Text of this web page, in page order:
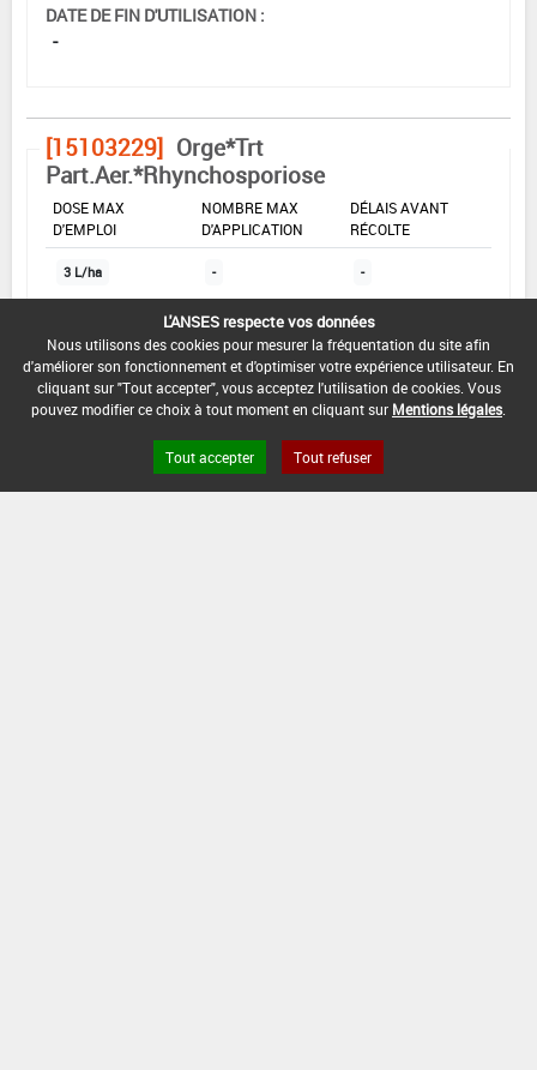
DATE DE FIN D'UTILISATION :
-
[15103229] Orge*Trt
Part.Aer.*Rhynchosporiose
DOSE MAX
D'EMPLOI
NOMBRE MAX
D'APPLICATION
DÉLAIS AVANT
RÉCOLTE
3 L/ha - -
INTERVALLE MINIMUM ENTRE APPLICATIONS :
-
DATE DE RETRAIT DE L'USAGE :
DATE DE FIN DE DISTRIBUTION :
L'ANSES respecte vos données
Nous utilisons des cookies pour mesurer la fréquentation du site afin
d'améliorer son fonctionnement et d'optimiser votre expérience utilisateur. En
cliquant sur "Tout accepter", vous acceptez l'utilisation de cookies. Vous
pouvez modifier ce choix à tout moment en cliquant sur Mentions légales
Tout accepter Tout refuser